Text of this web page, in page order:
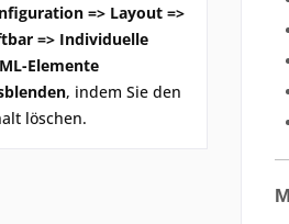
=> Layout =>
=> Individuelle
Elemente
, indem Sie den
löschen.